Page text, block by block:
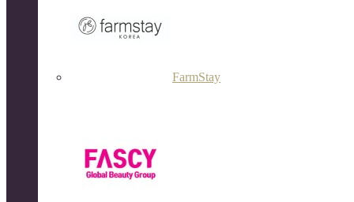
FarmStay